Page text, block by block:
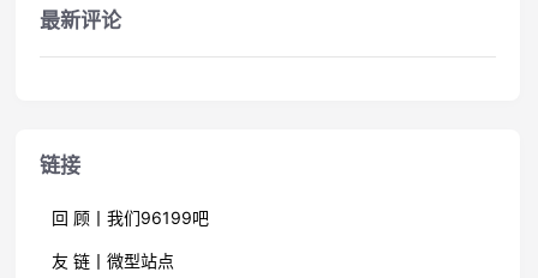
最新评论
链接
回 顾丨我们96199吧
友 链丨微型站点